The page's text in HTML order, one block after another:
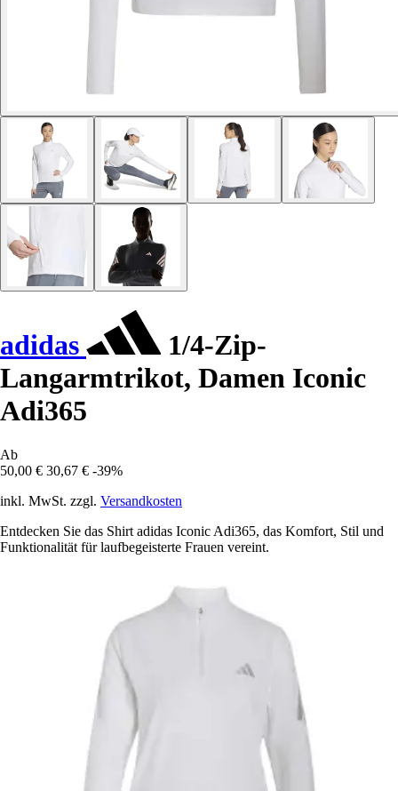
adidas
1/4-Zip-
Langarmtrikot, Damen Iconic
Adi365
Ab
50,00 € 30,67 € -39%
inkl. MwSt. zzgl. Versandkosten
Entdecken Sie das Shirt adidas Iconic Adi365, das Komfort, Stil und
Funktionalität für laufbegeisterte Frauen vereint.